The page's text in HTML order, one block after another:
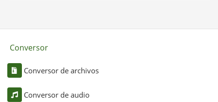
Conversor
Conversor de archivos
Conversor de audio